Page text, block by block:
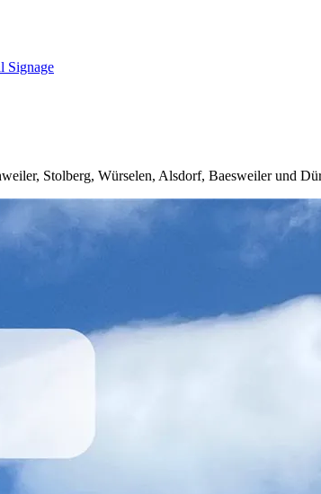
Signage
Stolberg, Würselen, Alsdorf, Baesweiler und